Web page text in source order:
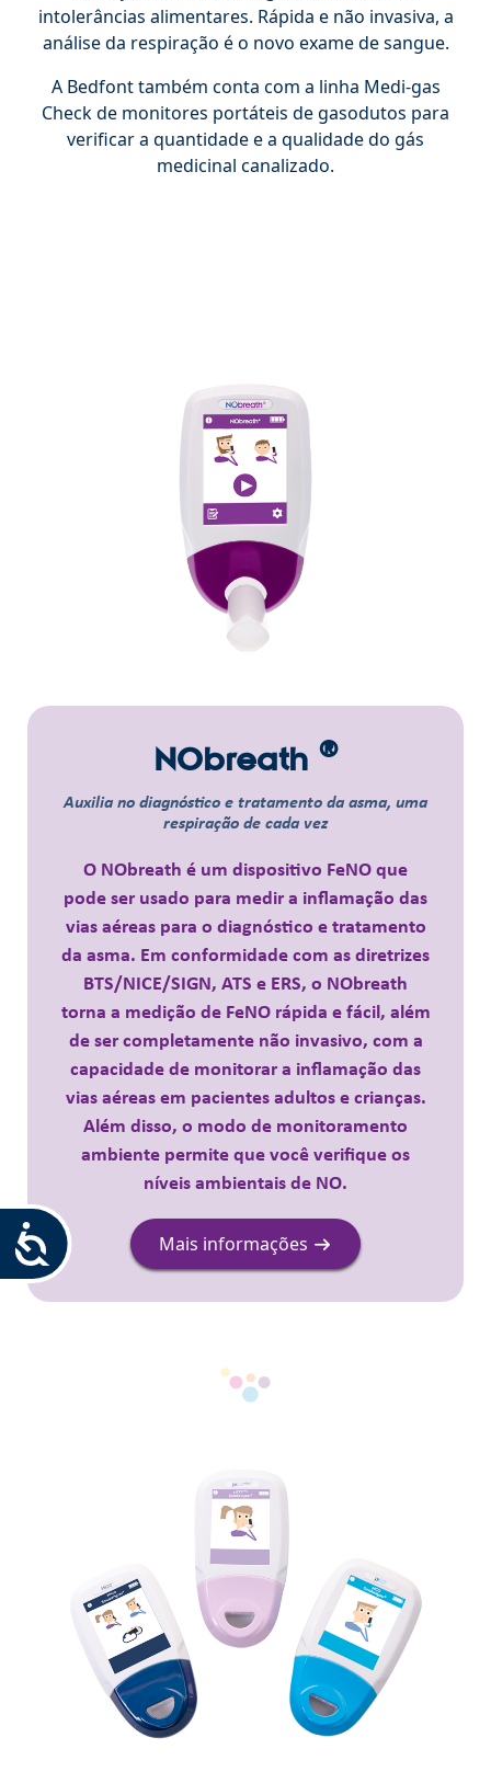
Accessibility
intolerâncias alimentares. Rápida e não invasiva, a
análise da respiração é o novo exame de sangue.
A Bedfont também conta com a linha Medi-gas
Check de monitores portáteis de gasodutos para
verificar a quantidade e a qualidade do gás
medicinal canalizado.
NObreath ®
Auxilia no diagnóstico e tratamento da asma, uma
respiração de cada vez
O NObreath é um dispositivo FeNO que
pode ser usado para medir a inflamação das
vias aéreas para o diagnóstico e tratamento
da asma. Em conformidade com as diretrizes
BTS/NICE/SIGN, ATS e ERS, o NObreath
torna a medição de FeNO rápida e fácil, além
de ser completamente não invasivo, com a
capacidade de monitorar a inflamação das
vias aéreas em pacientes adultos e crianças.
Além disso, o modo de monitoramento
ambiente permite que você verifique os
níveis ambientais de NO.
Mais informações